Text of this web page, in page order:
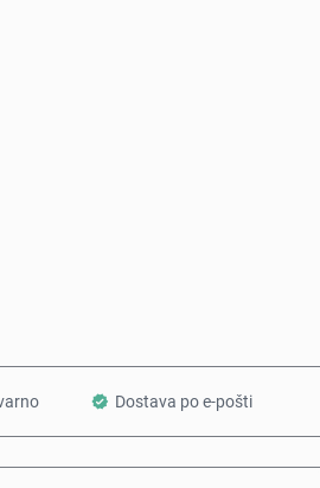
Dostava po e-pošti